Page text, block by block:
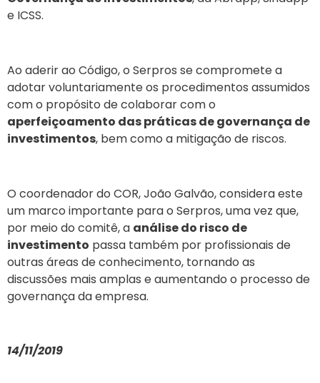
e ICSS.
Ao aderir ao Código, o Serpros se compromete a
adotar voluntariamente os procedimentos assumidos
com o propósito de colaborar com o
aperfeiçoamento das práticas de governança de
investimentos, bem como a mitigação de riscos.
O coordenador do COR, João Galvão, considera este
um marco importante para o Serpros, uma vez que,
por meio do comitê, a análise do risco de
investimento passa também por profissionais de
outras áreas de conhecimento, tornando as
discussões mais amplas e aumentando o processo de
governança da empresa.
14/11/2019